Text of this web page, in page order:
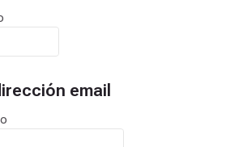
email
email